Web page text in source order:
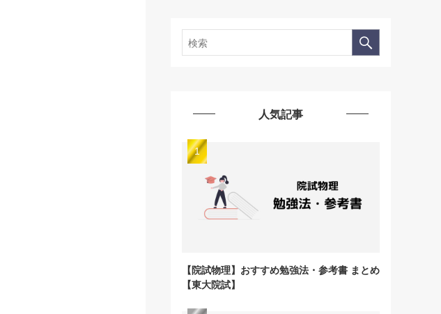
人気記事
【院試物理】おすすめ勉強法・参考書 まとめ
【東大院試】